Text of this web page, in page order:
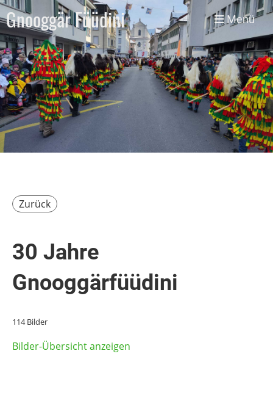
Gnooggär Füüdini Menü
Zurück
30 Jahre
Gnooggärfüüdini
114 Bilder
Bilder-Übersicht anzeigen